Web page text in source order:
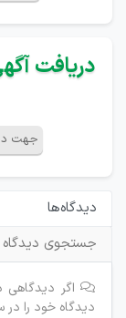
دریافت
جهت
دیدگاه‌ها
جستجوی دیدگاه
اگر دیدگاهی
دیدگاه خود را